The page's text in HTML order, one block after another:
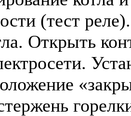
(тест
Открыть